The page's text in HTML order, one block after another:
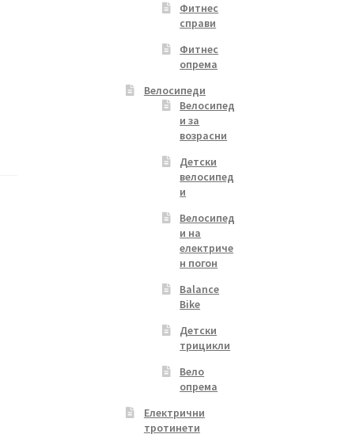
Фитнес
справи
Фитнес
опрема
Велосипеди
Велосипед
и за
возрасни
Детски
велосипед
и
Велосипед
и на
електриче
н погон
Balance
Bike
Детски
трицикли
Вело
опрема
Електрични
тротинети